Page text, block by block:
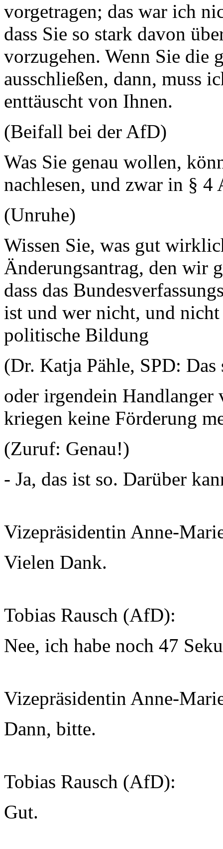
vorgetragen; das war ich
dass Sie so stark davon
vorzugehen. Wenn Sie die
ausschließen, dann, muss
enttäuscht von Ihnen.
(Beifall bei der AfD)
Was Sie genau wollen,
nachlesen, und zwar in § 4
(Unruhe)
Wissen Sie, was gut
Änderungsantrag, den wir
dass das
ist und wer nicht, und
politische Bildung
(Dr. Katja Pähle, SPD: Das
oder irgendein
kriegen keine Förderung
(Zuruf: Genau!)
- Ja, das ist so. Darüber
Vizepräsidentin Anne-
Vielen Dank.
Tobias Rausch (AfD):
Nee, ich habe noch 47
Vizepräsidentin Anne-
Dann, bitte.
Tobias Rausch (AfD):
Gut.